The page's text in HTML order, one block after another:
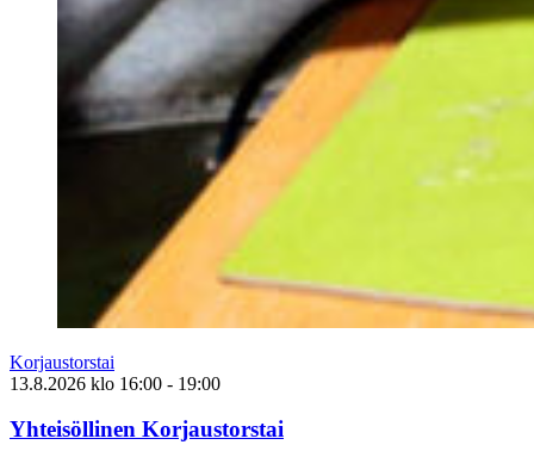
Korjaustorstai
13.8.2026 klo 16:00 - 19:00
Yhteisöllinen Korjaustorstai